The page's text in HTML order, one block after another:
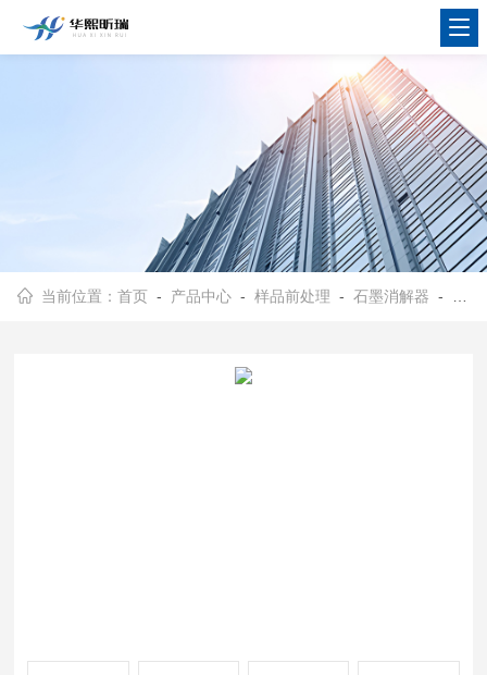
当前位置：首页 - 产品中心 -样品前处理 -石墨消解器 - HX-S系列实验室电热消解设备 高温石墨消解仪